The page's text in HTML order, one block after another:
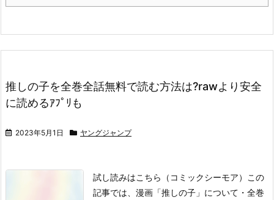
推しの子を全巻全話無料で読む方法は?rawより安全
に読めるｱﾌﾟﾘも
2023年5月1日 ヤングジャンプ
試し読みはこちら （コミックシーモア）
この
記事では、漫画「推しの子」について ・全巻